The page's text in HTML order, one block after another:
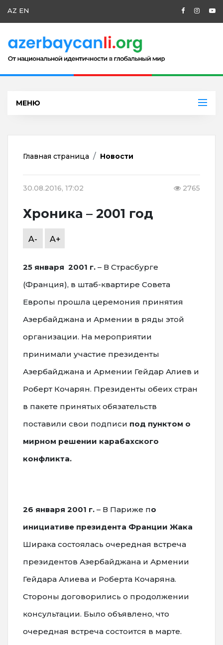
AZ EN
МЕНЮ
Главная страница Новости
30.08.2016, 17:02 2765
Хроника – 2001 год
A- A+
25 января 2001 г. – В Страсбурге
(Франция), в штаб-квартире Совета
Европы прошла церемония принятия
Азербайджана и Армении в ряды этой
организации. На мероприятии
принимали участие президенты
Азербайджана и Армении Гейдар Алиев и
Роберт Кочарян. Президенты обеих стран
в пакете принятых обязательств
поставили свои подписи под пунктом о
мирном решении карабахского
конфликта.
26 января 2001 г. – В Париже по
инициативе президента Франции Жака
Ширака состоялась очередная встреча
президентов Азербайджана и Армении
Гейдара Алиева и Роберта Кочаряна.
Стороны договорились о продолжении
консультации. Было объявлено, что
очередная встреча состоится в марте.